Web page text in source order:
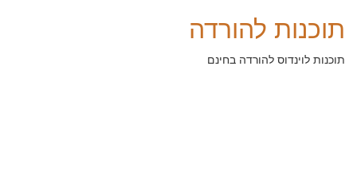
תוכנות להורדה
תוכנות לוינדוס להורדה בחינם